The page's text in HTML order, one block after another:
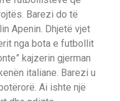
Barezi do të
Apenin. Dhjetë vjet
nga bota e futbollit
kajzerin gjerman
italiane. Barezi u
Ai ishte një